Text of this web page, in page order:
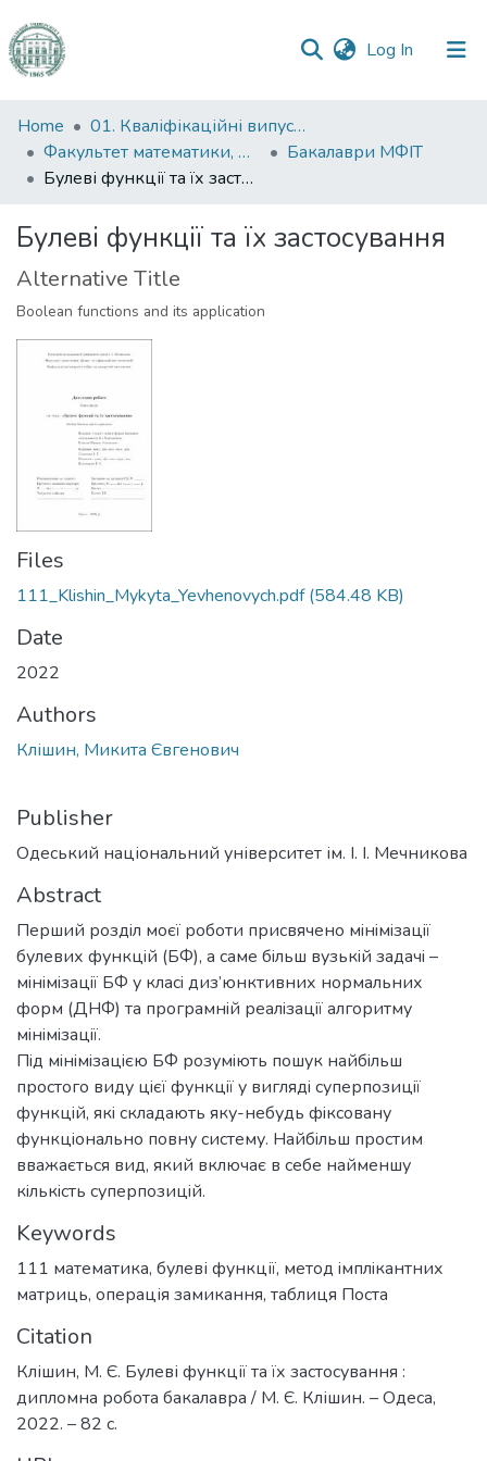
Log In (current)
Communities
&
Collections
Statistics
Home
01. Кваліфікаційні випускні роботи здобувачів вищої освіти
Факультет математики, фізики та інформаційних технологій
Бакалаври МФІТ
Булеві функції та їх застосування
Булеві функції та їх застосування
Alternative Title
Boolean functions and its application
Files
111_Klishin_Mykyta_Yevhenovych.pdf(584.48 KB)
Date
2022
Authors
Клішин, Микита Євгенович
Publisher
Одеський національний університет ім. І. І. Мечникова
Abstract
Перший роздiл моєї роботи присвячено мiнiмiзацiї
булевих функцiй (БФ), а саме бiльш вузькiй задачi –
мiнiмiзацiї БФ у класi диз’юнктивних нормальних
форм (ДНФ) та програмнiй реалiзацiї алгоритму
мiнiмiзацiї.
Пiд мiнiмiзацiєю БФ розумiють пошук найбiльш
простого виду цiєї функцiї у виглядi суперпозицiї
функцiй, якi складають яку-небудь фiксовану
функцiонально повну систему. Найбiльш простим
вважається вид, який включає в себе найменшу
кiлькiсть суперпозицiй.
Keywords
111 математика, булеві функції, метод iмплiкантних
матриць, операція замикання, таблиця Поста
Citation
Клішин, М. Є. Булеві функції та їх застосування :
дипломна робота бакалавра / М. Є. Клішин. – Одеса,
2022. – 82 с.